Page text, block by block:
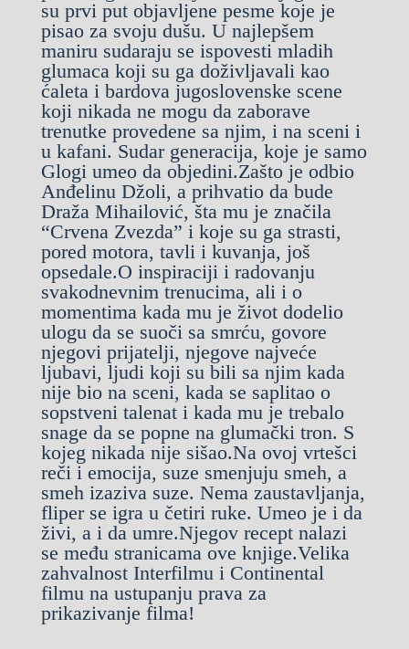
su prvi put objavljene pesme koje je
pisao za svoju dušu. U najlepšem
maniru sudaraju se ispovesti mladih
glumaca koji su ga doživljavali kao
ćaleta i bardova jugoslovenske scene
koji nikada ne mogu da zaborave
trenutke provedene sa njim, i na sceni i
u kafani. Sudar generacija, koje je samo
Glogi umeo da objedini.Zašto je odbio
Anđelinu Džoli, a prihvatio da bude
Draža Mihailović, šta mu je značila
“Crvena Zvezda” i koje su ga strasti,
pored motora, tavli i kuvanja, još
opsedale.O inspiraciji i radovanju
svakodnevnim trenucima, ali i o
momentima kada mu je život dodelio
ulogu da se suoči sa smrću, govore
njegovi prijatelji, njegove najveće
ljubavi, ljudi koji su bili sa njim kada
nije bio na sceni, kada se saplitao o
sopstveni talenat i kada mu je trebalo
snage da se popne na glumački tron. S
kojeg nikada nije sišao.Na ovoj vrtešci
reči i emocija, suze smenjuju smeh, a
smeh izaziva suze. Nema zaustavljanja,
fliper se igra u četiri ruke. Umeo je i da
živi, a i da umre.Njegov recept nalazi
se među stranicama ove knjige.Velika
zahvalnost Interfilmu i Continental
filmu na ustupanju prava za
prikazivanje filma!